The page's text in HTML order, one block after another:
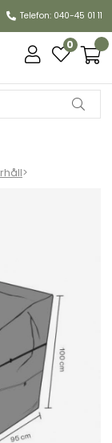
Telefon: 040-45 01 11
0
>